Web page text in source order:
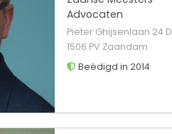
Advocaten
Pieter Ghijsenlaan 24 D
1506 PV Zaandam
Beëdigd in 2014